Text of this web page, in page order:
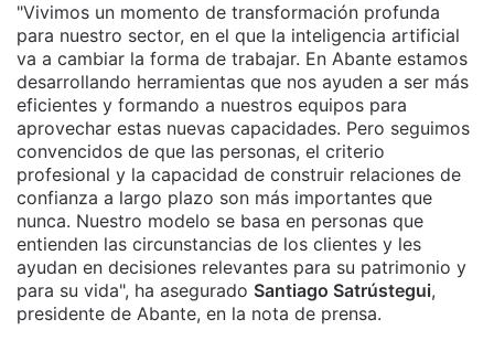
"Vivimos un momento de transformación profunda
para nuestro sector, en el que la inteligencia artificial
va a cambiar la forma de trabajar. En Abante estamos
desarrollando herramientas que nos ayuden a ser más
eficientes y formando a nuestros equipos para
aprovechar estas nuevas capacidades. Pero seguimos
convencidos de que las personas, el criterio
profesional y la capacidad de construir relaciones de
confianza a largo plazo son más importantes que
nunca. Nuestro modelo se basa en personas que
entienden las circunstancias de los clientes y les
ayudan en decisiones relevantes para su patrimonio y
para su vida", ha asegurado Santiago Satrústegui,
presidente de Abante, en la nota de prensa.